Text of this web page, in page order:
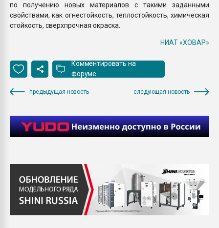
по получению новых материалов с такими заданными
свойствами, как огнестойкость, теплостойкость, химическая
стойкость, сверхпрочная окраска.
НИАТ «ХОВАР»
Комментировать на
форуме
предыдущая новость следующая новость